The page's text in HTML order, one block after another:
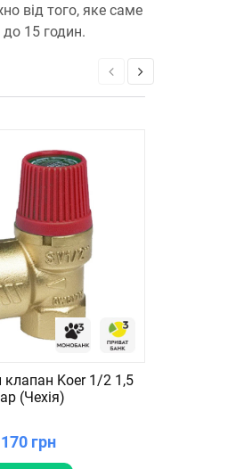
від того, яке саме
15 годин.
клапан Koer 1/2 1,5
(Чехія)
170 грн